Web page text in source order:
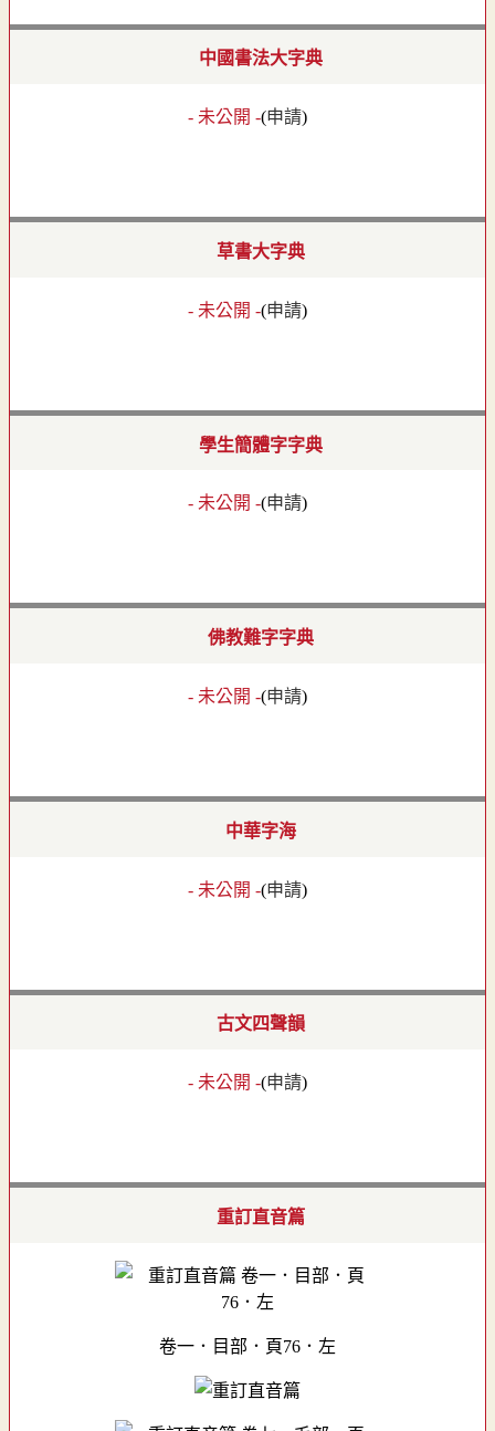
中國書法大字典
- 未公開 -(申請)
草書大字典
- 未公開 -(申請)
學生簡體字字典
- 未公開 -(申請)
佛教難字字典
- 未公開 -(申請)
中華字海
- 未公開 -(申請)
古文四聲韻
- 未公開 -(申請)
重訂直音篇
卷一．目部．頁76．左